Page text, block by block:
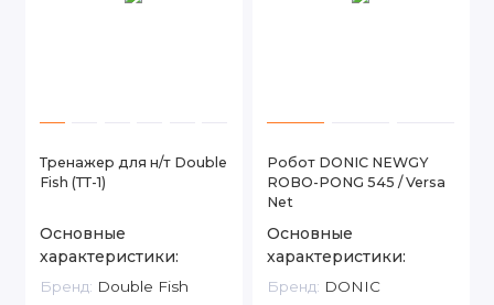
Тренажер для н/т Double
Fish (ТТ-1)
Основные
характеристики:
Бренд: Double Fish
Робот DONIC NEWGY
ROBO-PONG 545 / Versa
Net
Основные
характеристики:
Бренд: DONIC